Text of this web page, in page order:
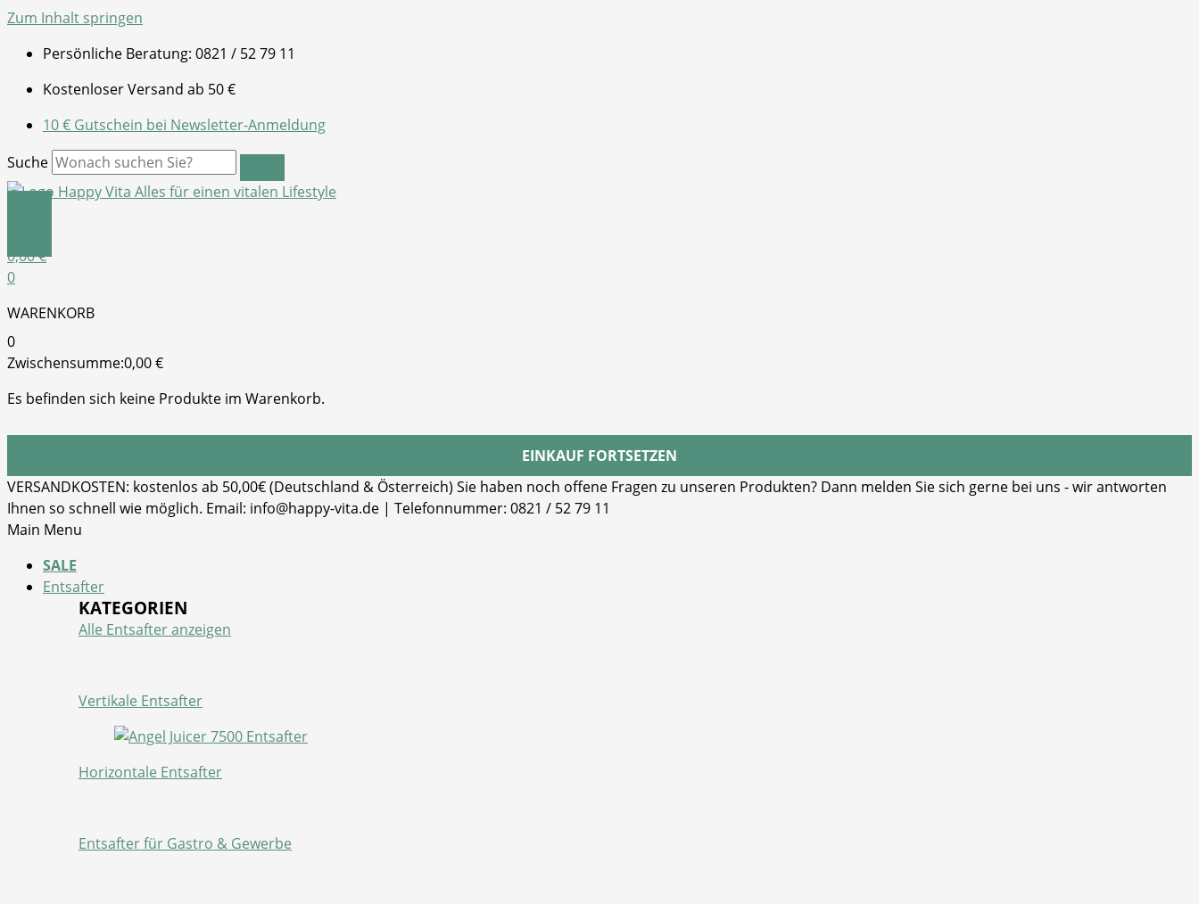
Zum Inhalt springen
Persönliche Beratung: 0821 / 52 79 11
Kostenloser Versand ab 50 €
10 € Gutschein bei Newsletter-Anmeldung
Suche
0,00€
0
WARENKORB
0
Zwischensumme:0,00€
Es befinden sich keine Produkte im Warenkorb.
EINKAUF FORTSETZEN
VERSANDKOSTEN: kostenlos ab 50,00€ (Deutschland & Österreich) Sie haben noch offene Fragen zu unseren Produkten? Dann melden Sie sich gerne bei uns - wir antworten
Ihnen so schnell wie möglich. Email: info@happy-vita.de | Telefonnummer: 0821 / 52 79 11
Main Menu
SALE
Entsafter
KATEGORIEN
Alle Entsafter anzeigen
Vertikale Entsafter
Horizontale Entsafter
Entsafter für Gastro & Gewerbe